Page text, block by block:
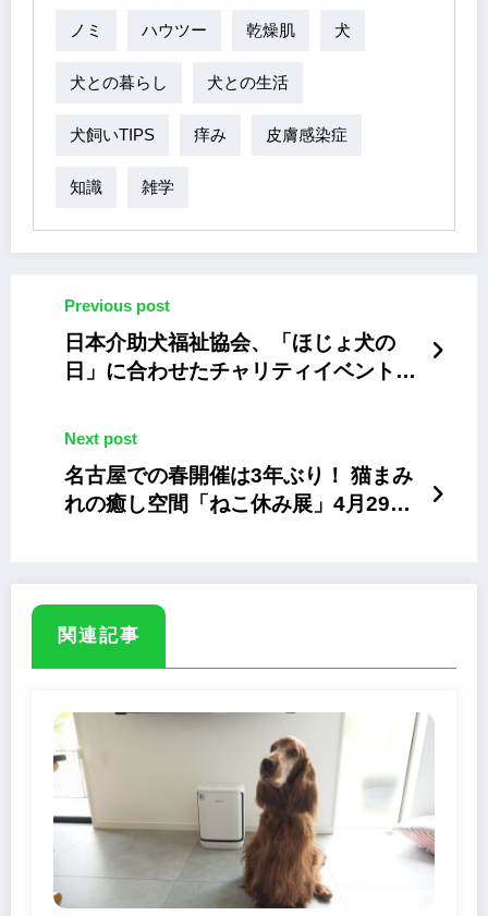
ノミ ハウツー 乾燥肌 犬
犬との暮らし 犬との生活
犬飼いTIPS 痒み 皮膚感染症
知識 雑学
Previous post
日本介助犬福祉協会、「ほじょ犬の
日」に合わせたチャリティイベント
Next post
名古屋での春開催は3年ぶり！ 猫まみ
れの癒し空間「ねこ休み展」4月29日
関連記事